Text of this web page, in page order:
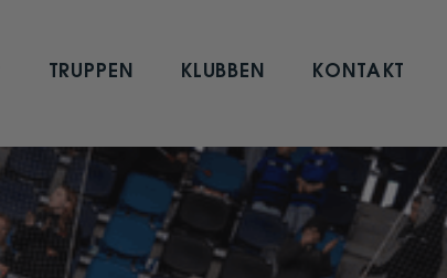
TRUPPEN KLUBBEN KONTAKT